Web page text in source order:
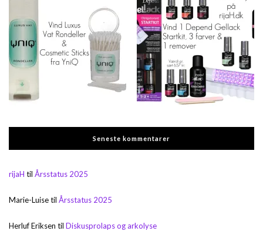
Seneste kommentarer
rijaH til Årsstatus 2025
Marie-Luisetil Årsstatus 2025
Herluf Eriksen til Diskusprolaps og arkolyse